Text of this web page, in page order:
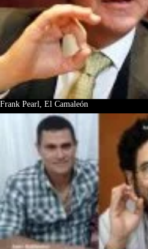
Frank Pearl, El Camaleón